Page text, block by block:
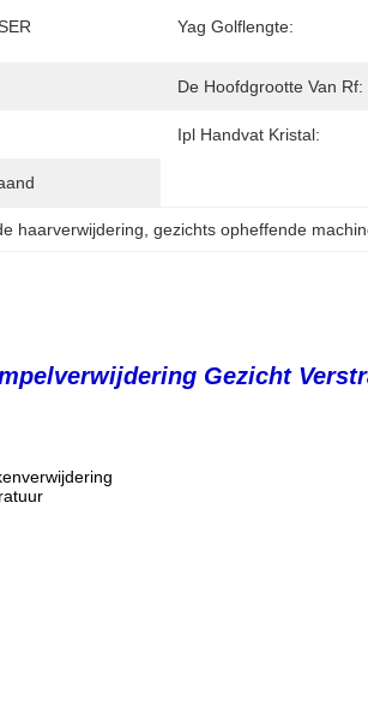
Yag Golflengte:
De Hoofdgrootte Van Rf:
Ipl Handvat Kristal:
haarverwijdering , gezichts opheffende
Gezicht